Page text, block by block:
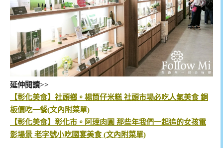
延伸閱讀>>
【彰化美食】社頭鄉。楊筒仔米糕 社頭市場必吃人氣美食 銅
板價吃一餐(文內附菜單)
【彰化美食】彰化市。阿璋肉圓 那些年我們一起追的女孩電
影場景 老字號小吃國宴美食 (文內附菜單)